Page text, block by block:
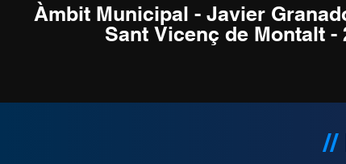
Àmbit Municipal - Javier
Sant Vicenç de Montalt -
//